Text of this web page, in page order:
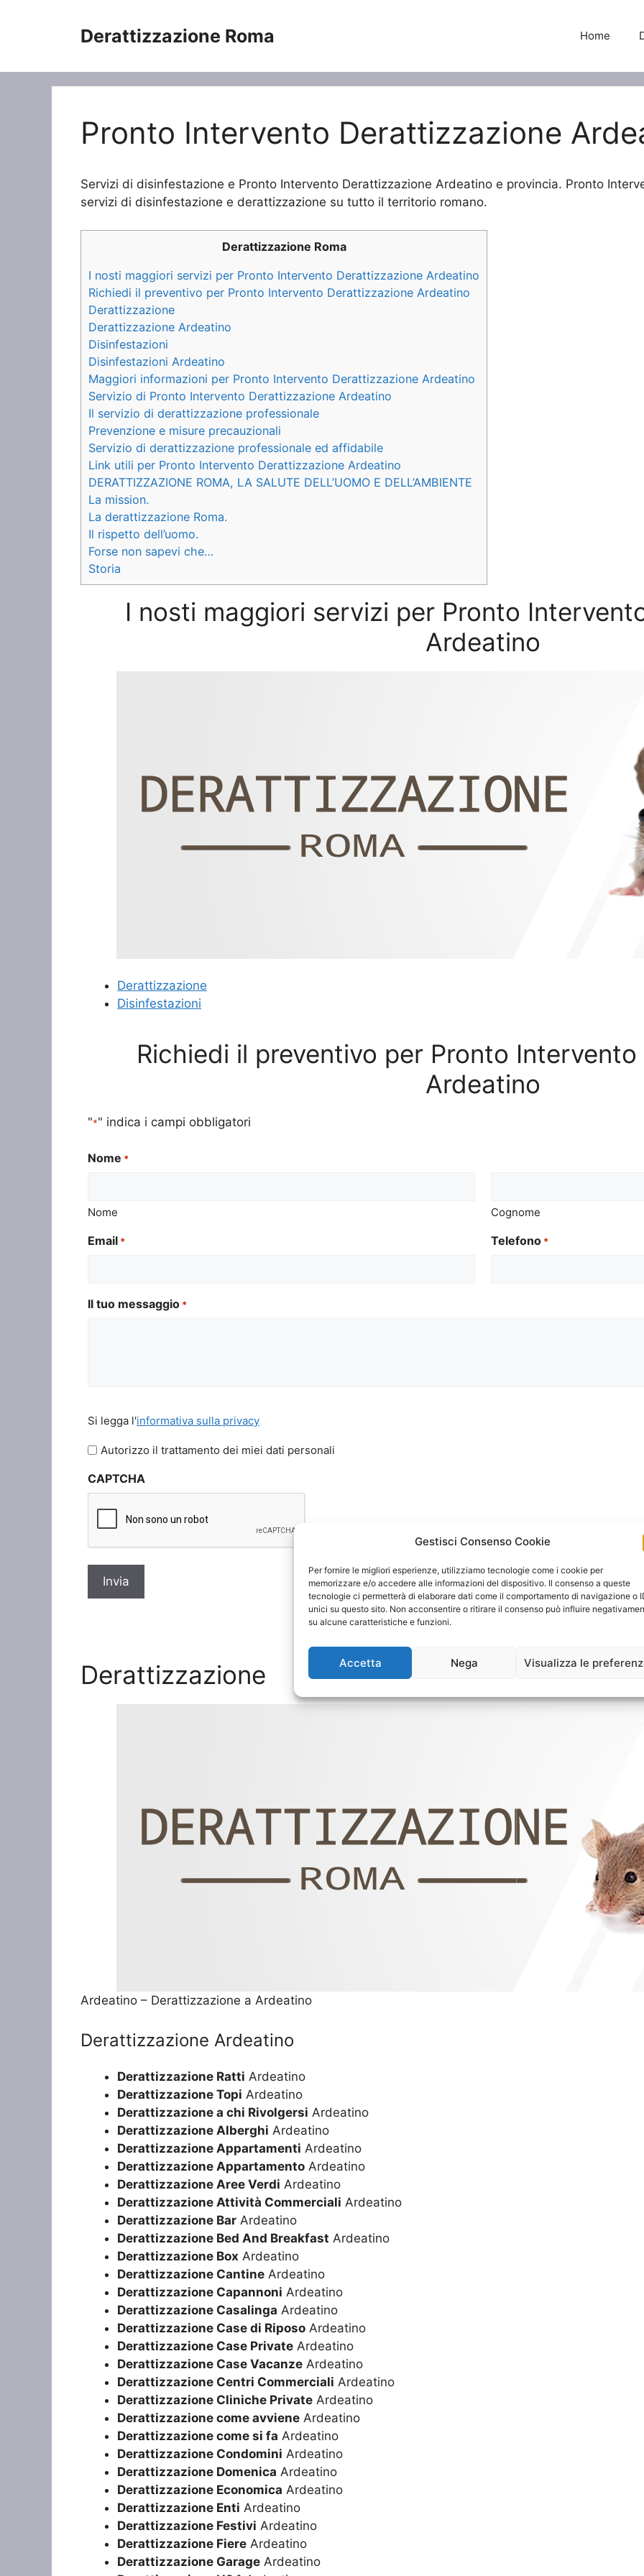
Gestisci Consenso Cookie
Per fornire le migliori esperienze, utilizziamo tecnologie come i cookie per
memorizzare e/o accedere alle informazioni del dispositivo. Il consenso a queste
tecnologie ci permetterà di elaborare dati come il comportamento di navigazione o
unici su questo sito. Non acconsentire o ritirare il consenso può influire
su alcune caratteristiche e funzioni.
Accetta Nega Visualizza le
Derattizzazione Roma Home
Pronto Intervento Derattizzazione
Servizi di disinfestazione e Pronto Intervento Derattizzazione Ardeatino e provincia. Pronto
servizi di disinfestazione e derattizzazione su tutto il territorio romano.
Derattizzazione Roma
I nosti maggiori servizi per Pronto Intervento Derattizzazione Ardeatino
Richiedi il preventivo per Pronto Intervento Derattizzazione Ardeatino
Derattizzazione
Derattizzazione Ardeatino
Disinfestazioni
Disinfestazioni Ardeatino
Maggiori informazioni per Pronto Intervento Derattizzazione Ardeatino
Servizio di Pronto Intervento Derattizzazione Ardeatino
Il servizio di derattizzazione professionale
Prevenzione e misure precauzionali
Servizio di derattizzazione professionale ed affidabile
Link utili per Pronto Intervento Derattizzazione Ardeatino
DERATTIZZAZIONE ROMA, LA SALUTE DELL’UOMO E DELL’AMBIENTE
La mission.
La derattizzazione Roma.
Il rispetto dell’uomo.
Forse non sapevi che…
Storia
I nosti maggiori servizi per Pronto
Ardeatino
Derattizzazione
Disinfestazioni
Richiedi il preventivo per Pronto
Ardeatino
"*" indica i campi obbligatori
Nome *
Nome Cognome
Email * Telefono *
Il tuo messaggio *
legga
l'informativa
privacy
Si legga l'informativa sulla privacy
Autorizzo il trattamento dei miei dati personali
CAPTCHA
Derattizzazione
Ardeatino – Derattizzazione a Ardeatino
Derattizzazione Ardeatino
Derattizzazione Ratti Ardeatino
Derattizzazione Topi Ardeatino
Derattizzazione a chi Rivolgersi Ardeatino
Derattizzazione Alberghi Ardeatino
Derattizzazione Appartamenti Ardeatino
Derattizzazione Appartamento Ardeatino
Derattizzazione Aree Verdi Ardeatino
Derattizzazione Attività Commerciali Ardeatino
Derattizzazione Bar Ardeatino
Derattizzazione Bed And Breakfast Ardeatino
Derattizzazione Box Ardeatino
Derattizzazione Cantine Ardeatino
Derattizzazione Capannoni Ardeatino
Derattizzazione Casalinga Ardeatino
Derattizzazione Case di Riposo Ardeatino
Derattizzazione Case Private Ardeatino
Derattizzazione Case Vacanze Ardeatino
Derattizzazione Centri Commerciali Ardeatino
Derattizzazione Cliniche Private Ardeatino
Derattizzazione come avviene Ardeatino
Derattizzazione come si fa Ardeatino
Derattizzazione Condomini Ardeatino
Derattizzazione Domenica Ardeatino
Derattizzazione Economica Ardeatino
Derattizzazione Enti Ardeatino
Derattizzazione Festivi Ardeatino
Derattizzazione Fiere Ardeatino
Derattizzazione Garage Ardeatino